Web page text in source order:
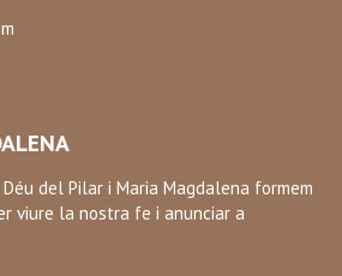
del Pilar i Maria Magdalena formem
viure la nostra fe i anunciar a